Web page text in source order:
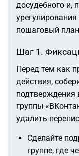
досудебного и,
пошаговый
Шаг 1.
Перед тем как
действия,
подтверждения
группы
удалить
Сделайте
группе, где